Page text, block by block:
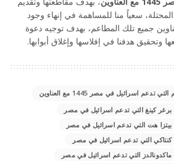
سعياً منا للمساهمة في إنهاء وجود
جميع تلك المطاعم، بهدف توجيه دعوة
وتحقيق هدفنا في إفلاسها وإغلاق أبوابها.
تدعم اسرائيل في مصر 1445 مع العناوين
كينغ التي تدعم اسرائيل في مصر
هت التي تدعم اسرائيل في مصر
التي تدعم اسرائيل في مصر
التي تدعم اسرائيل في مصر